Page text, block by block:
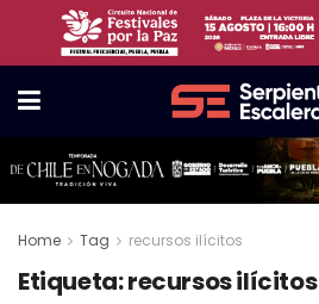
Home Tag recursos ilícitos
Etiqueta:recursos ilícitos